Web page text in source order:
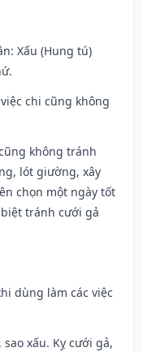
Xấu (Hung tú)
chi cũng không
không tránh
lót giường, xây
chọn một ngày tốt
tránh cưới gả
dùng làm các việc
xấu. Kỵ cưới gả,